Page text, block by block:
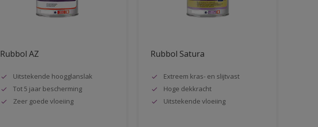
Rubbol AZ
Uitstekende hoogglanslak
Tot 5 jaar bescherming
Zeer goede vloeiing
Rubbol Satura
Extreem kras- en slijtvast
Hoge dekkracht
Uitstekende vloeiing